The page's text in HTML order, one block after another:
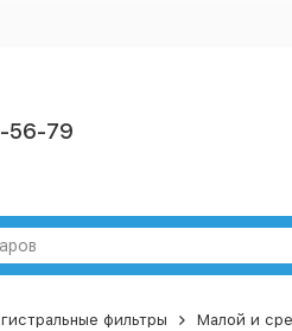
56-79
фильтры Малой и